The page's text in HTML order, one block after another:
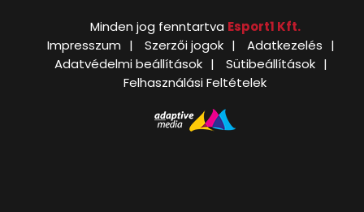
Minden jog fenntartva Esport1 Kft.
Impresszum
Szerzői jogok
Adatkezelés
Adatvédelmi beállítások
Sütibeállítások
Felhasználási Feltételek